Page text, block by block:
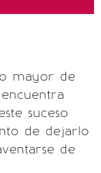
mayor de
suceso
de dejarlo
de